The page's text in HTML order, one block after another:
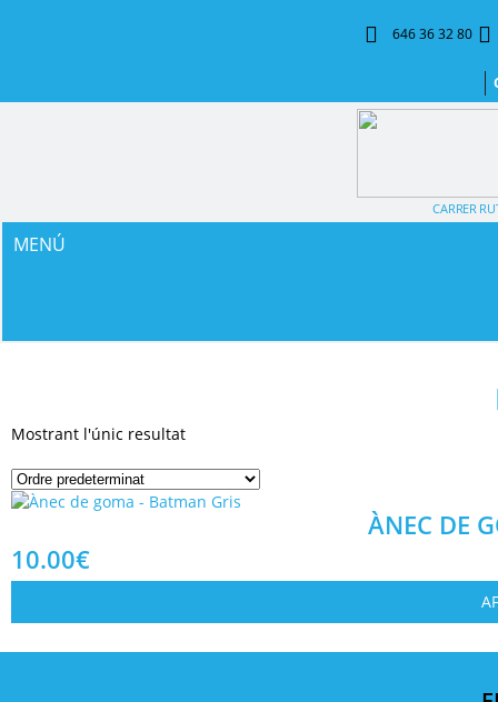
646 36 32 80
CARRER
MENÚ
Mostrant l'únic resultat
ÀNEC DE
10.00€